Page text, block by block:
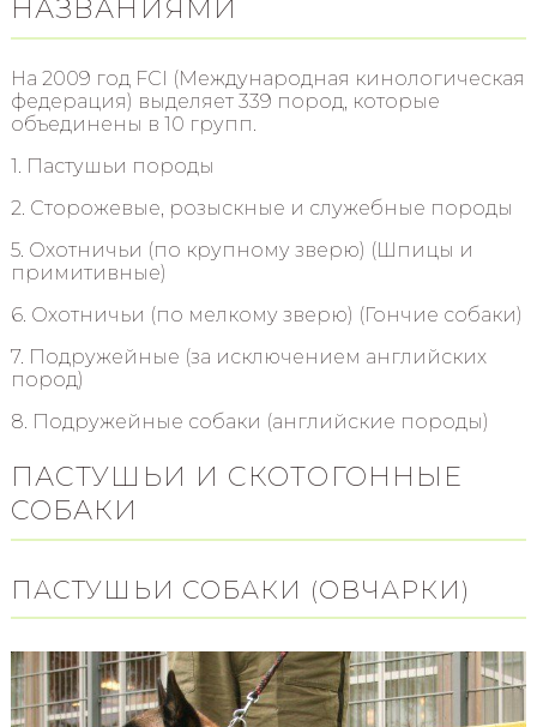
НАЗВАНИЯМИ
На 2009 год FCI (Международная кинологическая
федерация) выделяет 339 пород, которые
объединены в 10 групп.
1. Пастушьи породы
2. Сторожевые, розыскные и служебные породы
5. Охотничьи (по крупному зверю) (Шпицы и
примитивные)
6. Охотничьи (по мелкому зверю) (Гончие собаки)
7. Подружейные (за исключением английских
пород)
8. Подружейные собаки (английские породы)
ПАСТУШЬИ И СКОТОГОННЫЕ
СОБАКИ
ПАСТУШЬИ СОБАКИ (ОВЧАРКИ)